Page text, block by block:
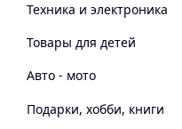
Техника и электроника
Товары для детей
Авто - мото
Подарки, хобби, книги